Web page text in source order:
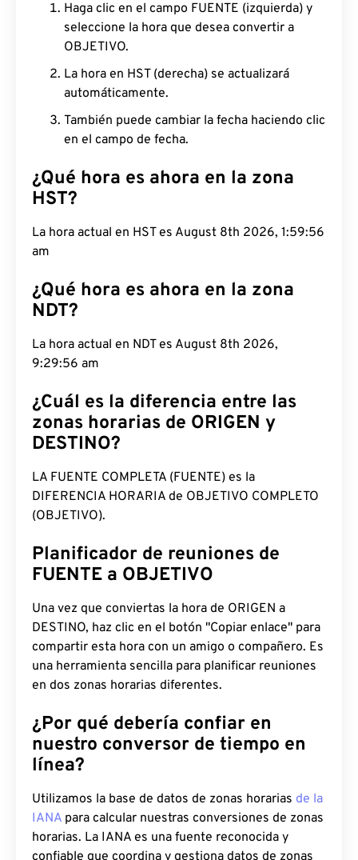
Haga clic en el campo FUENTE (izquierda) y
seleccione la hora que desea convertir a
OBJETIVO.
La hora en HST (derecha) se actualizará
automáticamente.
También puede cambiar la fecha haciendo clic
en el campo de fecha.
¿Qué hora es ahora en la zona
HST?
La hora actual en HST es August 8th 2026, 1:59:57
am
¿Qué hora es ahora en la zona
NDT?
La hora actual en NDT es August 8th 2026, 9:29:57
am
¿Cuál es la diferencia entre las
zonas horarias de ORIGEN y
DESTINO?
LA FUENTE COMPLETA (FUENTE) es la
DIFERENCIA HORARIA de OBJETIVO COMPLETO
(OBJETIVO).
Planificador de reuniones de
FUENTE a OBJETIVO
Una vez que conviertas la hora de ORIGEN a
DESTINO, haz clic en el botón "Copiar enlace" para
compartir esta hora con un amigo o compañero. Es
una herramienta sencilla para planificar reuniones
en dos zonas horarias diferentes.
¿Por qué debería confiar en
nuestro conversor de tiempo en
línea?
Utilizamos la base de datos de zonas horarias de la
IANA para calcular nuestras conversiones de zonas
horarias. La IANA es una fuente reconocida y
confiable que coordina y gestiona datos de zonas